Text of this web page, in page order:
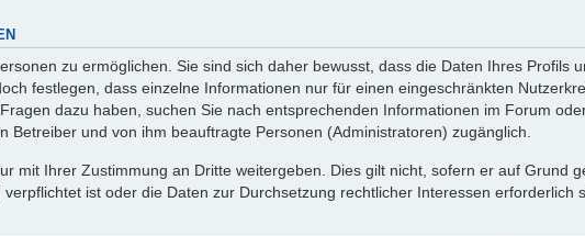
zu ermöglichen. Sie sind sich daher bewusst, dass die Daten Ihres Profils
festlegen, dass einzelne Informationen nur für einen eingeschränkten
dazu haben, suchen Sie nach entsprechenden Informationen im Forum
und von ihm beauftragte Personen (Administratoren) zugänglich.
mit Ihrer Zustimmung an Dritte weitergeben. Dies gilt nicht, sofern er auf Grund
ist oder die Daten zur Durchsetzung rechtlicher Interessen erforderlich